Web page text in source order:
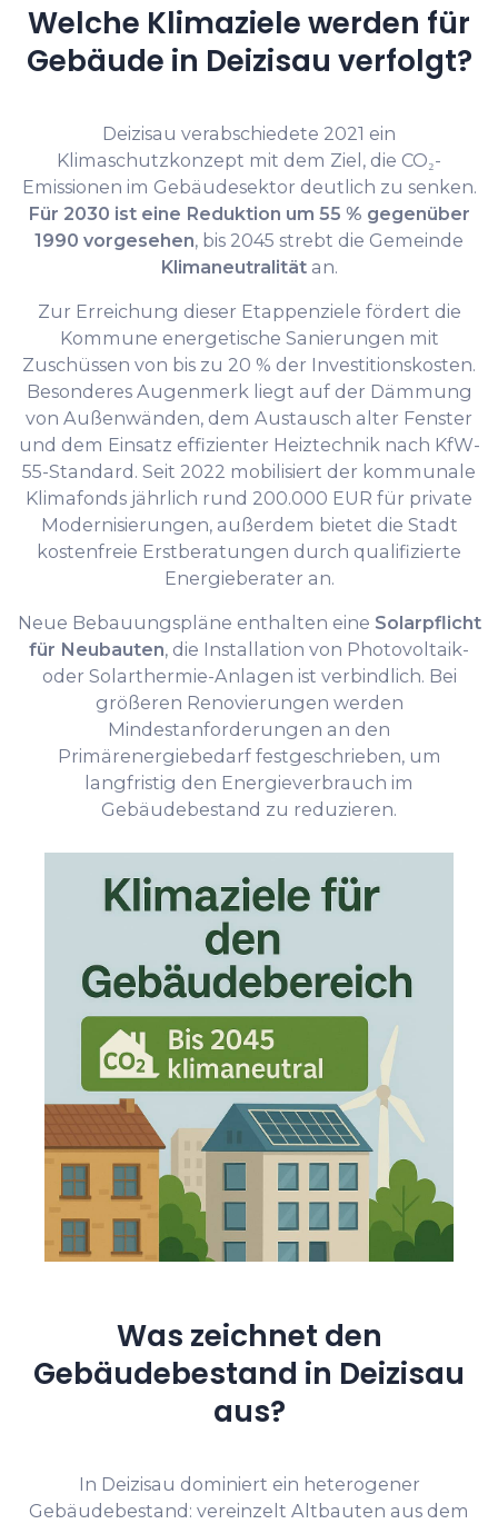
Welche Klimaziele werden für
Gebäude in Deizisau verfolgt?
Deizisau verabschiedete 2021 ein
Klimaschutzkonzept mit dem Ziel, die CO₂-
Emissionen im Gebäudesektor deutlich zu senken.
Für 2030 ist eine Reduktion um 55 % gegenüber
1990 vorgesehen, bis 2045 strebt die Gemeinde
Klimaneutralität an.
Zur Erreichung dieser Etappenziele fördert die
Kommune energetische Sanierungen mit
Zuschüssen von bis zu 20 % der Investitionskosten.
Besonderes Augenmerk liegt auf der Dämmung
von Außenwänden, dem Austausch alter Fenster
und dem Einsatz effizienter Heiztechnik nach KfW-
55-Standard. Seit 2022 mobilisiert der kommunale
Klimafonds jährlich rund 200.000 EUR für private
Modernisierungen, außerdem bietet die Stadt
kostenfreie Erstberatungen durch qualifizierte
Energieberater an.
Neue Bebauungspläne enthalten eine Solarpflicht
für Neubauten, die Installation von Photovoltaik-
oder Solarthermie-Anlagen ist verbindlich. Bei
größeren Renovierungen werden
Mindestanforderungen an den
Primärenergiebedarf festgeschrieben, um
langfristig den Energieverbrauch im
Gebäudebestand zu reduzieren.
Was zeichnet den
Gebäudebestand in Deizisau
aus?
In Deizisau dominiert ein heterogener
Gebäudebestand: vereinzelt Altbauten aus dem